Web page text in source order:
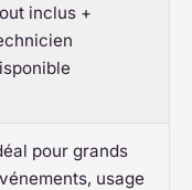
inclus +
pour grands
usage